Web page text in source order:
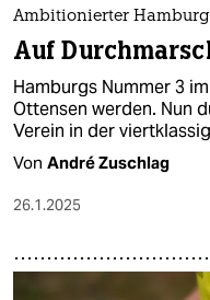
Ambitionierter
Auf
Hamburgs Nummer 3
Ottensen werden. Nun
Verein in der
Von André Zuschlag
26.1.2025